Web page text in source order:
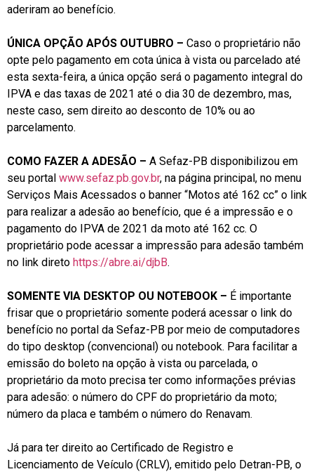
aderiram ao benefício.
ÚNICA OPÇÃO APÓS OUTUBRO – Caso o proprietário não
opte pelo pagamento em cota única à vista ou parcelado até
esta sexta-feira, a única opção será o pagamento integral do
IPVA e das taxas de 2021 até o dia 30 de dezembro, mas,
neste caso, sem direito ao desconto de 10% ou ao
parcelamento.
COMO FAZER A ADESÃO – A Sefaz-PB disponibilizou em
seu portal www.sefaz.pb.gov.br, na página principal, no menu
Serviços Mais Acessados o banner “Motos até 162 cc” o link
para realizar a adesão ao benefício, que é a impressão e o
pagamento do IPVA de 2021 da moto até 162 cc. O
proprietário pode acessar a impressão para adesão também
no link direto https://abre.ai/djbB.
SOMENTE VIA DESKTOP OU NOTEBOOK – É importante
frisar que o proprietário somente poderá acessar o link do
benefício no portal da Sefaz-PB por meio de computadores
do tipo desktop (convencional) ou notebook. Para facilitar a
emissão do boleto na opção à vista ou parcelada, o
proprietário da moto precisa ter como informações prévias
para adesão: o número do CPF do proprietário da moto;
número da placa e também o número do Renavam.
Já para ter direito ao Certificado de Registro e
Licenciamento de Veículo (CRLV), emitido pelo Detran-PB, o